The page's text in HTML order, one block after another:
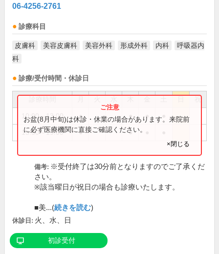
06-4256-2761
診療科目
皮膚科 美容皮膚科 美容外科 形成外科 内科
呼吸器内
科
診療/受付時間・休診日
祝
10:00～13:00 ● ● ●
15:30～19:00 ● ●
お盆(8月中旬)は休診・休業の場合があります。来院前
に必ず医療機関に直接ご確認ください。
×閉じる
備考: ※受付終了は30分前となりますのでご了承くだ
さい。
※該当曜日が祝日の場合も診療いたします。
■美...(続きを読む)
休診日: 火、水、日
初診受付